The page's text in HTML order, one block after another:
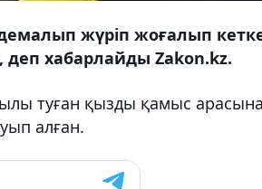
жүріп жоғалып
деп хабарлайды Zakon.kz.
туған қызды қамыс
алған.